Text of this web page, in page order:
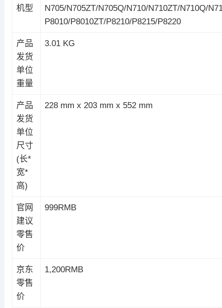
机型
N705/N705ZT/N705Q/N710/N710ZT/N710Q/
P8010/P8010ZT/P8210/P8215/P8220
产品
发货
单位
重量
3.01 KG
产品
发货
单位
尺寸
(长*
宽*
高)
228 mm x 203 mm x 552 mm
官网
建议
零售
价
999RMB
京东
零售
价
1,200RMB